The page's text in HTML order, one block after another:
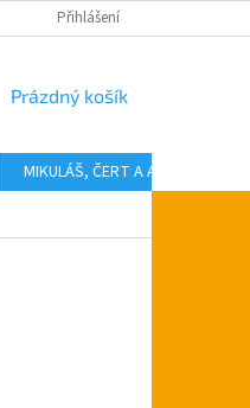
Přihlášení
NÁKUPNÍ
Prázdný košík
MIKULÁŠ, ČERT A ANDĚL